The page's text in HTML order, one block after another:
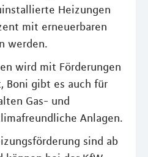
Heizungen
mit erneuerbaren
werden.
wird mit Förderungen
Boni gibt es auch für
Gas- und
Anlagen.
sind ab